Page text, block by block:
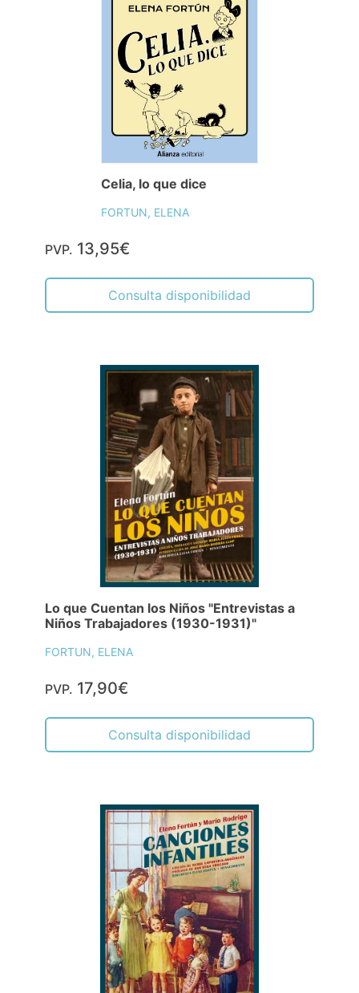
Celia, lo que dice
FORTUN, ELENA
PVP. 13,95€
Consulta disponibilidad
Lo que Cuentan los Niños "Entrevistas a
Niños Trabajadores (1930-1931)"
FORTUN, ELENA
PVP. 17,90€
Consulta disponibilidad